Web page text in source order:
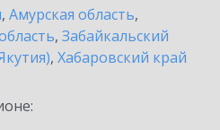
, Амурская область,
, Забайкальский
, Хабаровский край